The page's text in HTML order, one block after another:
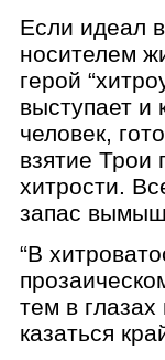
Если идеал
носителем
герой
выступает и
человек,
взятие Трои
хитрости.
запас
“В
тем в
казаться